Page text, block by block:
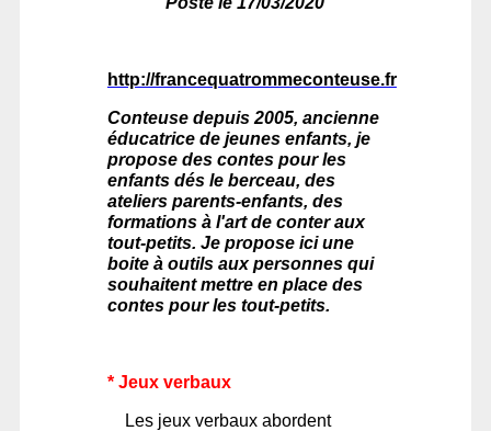
http://francequatrommeconteuse.fr
Conteuse depuis 2005, ancienne
éducatrice de jeunes enfants, je
propose des contes pour les
enfants dés le berceau, des
ateliers parents-enfants, des
formations à l'art de conter aux
tout-petits. Je propose ici une
boite à outils aux personnes qui
souhaitent mettre en place des
contes pour les tout-petits.
* Jeux verbaux
Les jeux verbaux abordent